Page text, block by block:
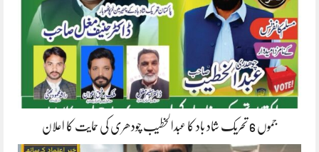
جموں 6 تحریک شاد باد کا عبدالخطیب چودھری کی حمایت کا اعلان